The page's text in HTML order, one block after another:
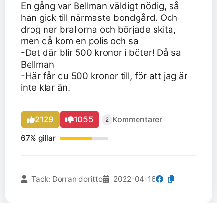
En gång var Bellman väldigt nödig, så
han gick till närmaste bondgård. Och
drog ner brallorna och började skita,
men då kom en polis och sa
-Det där blir 500 kronor i böter! Då sa
Bellman
-Här får du 500 kronor till, för att jag är
inte klar än.
2129 1055 2 Kommentarer
67% gillar
Tack: Dorran doritto 2022-04-16